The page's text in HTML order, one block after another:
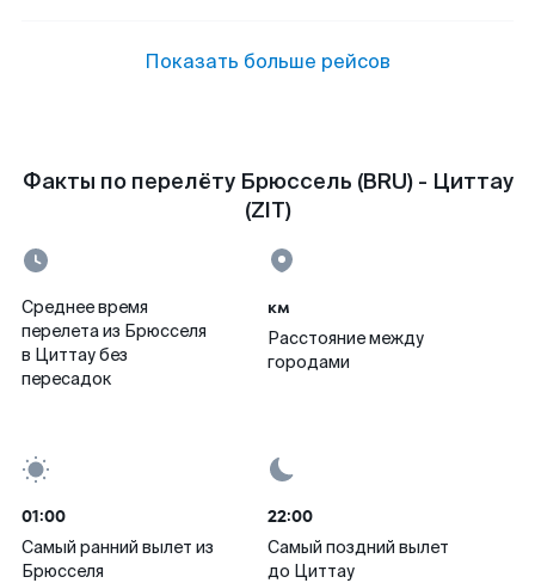
Показать больше рейсов
Факты по перелёту Брюссель (BRU) - Циттау
(ZIT)
Среднее время
перелета из Брюсселя
в Циттау без
пересадок
км
Расстояние между
городами
01:00
Самый ранний вылет из
Брюсселя
22:00
Самый поздний вылет
до Циттау